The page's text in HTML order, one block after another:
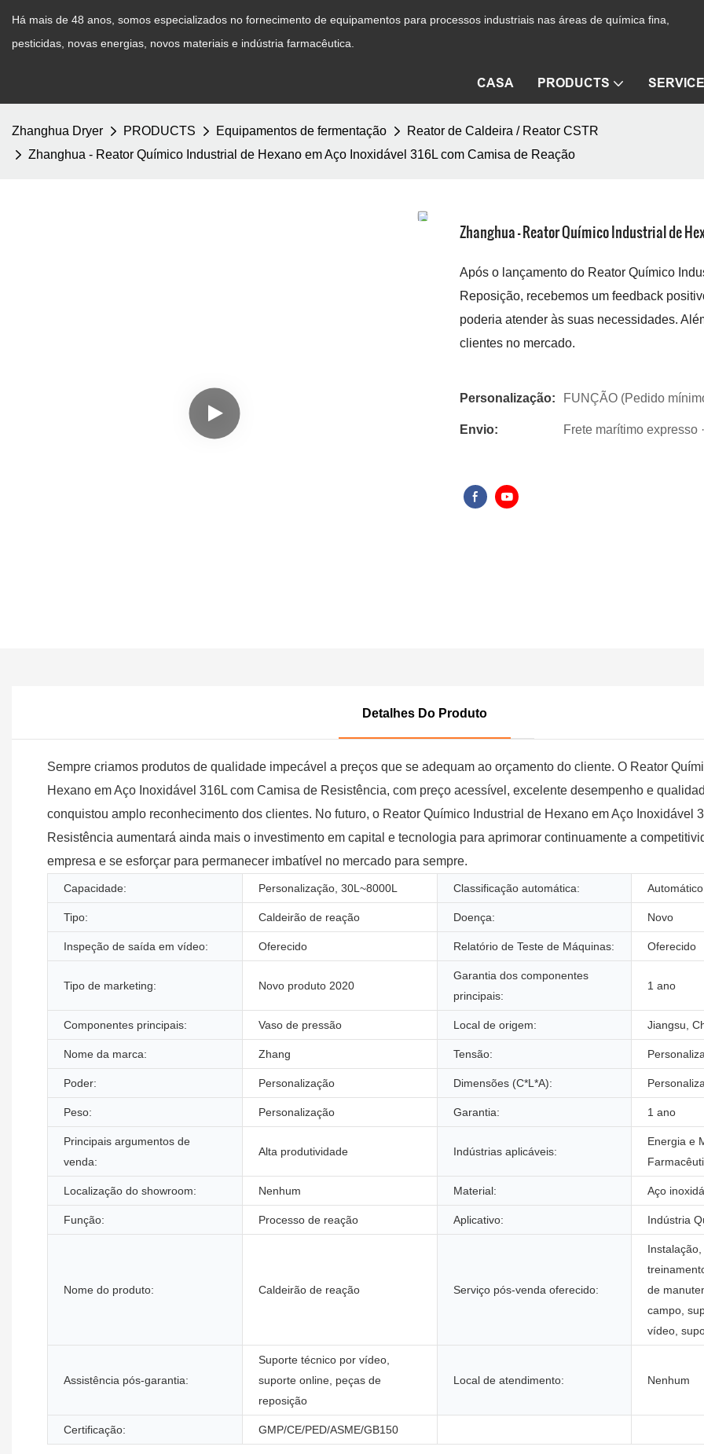
Há mais de 48 anos, somos especializados no fornecimento de equipamentos para processos industriais nas áreas de química fina,
pesticidas, novas energias, novos materiais e indústria farmacêutica.
CASA PRODUCTS SERVICE
Zhanghua Dryer PRODUCTS Equipamentos de fermentação
Reator de Caldeira / Reator CSTR
Zhanghua - Reator Químico Industrial de Hexano em Aço Inoxidável 316L com Camisa de Reação
Zhanghua - Reator Químico Industrial de
Após o lançamento do Reator Químico
Reposição, recebemos um feedback
poderia atender às suas necessidades.
clientes no mercado.
Personalização: FUNÇÃO (Pedido
Envio: Frete marítimo expresso
Detalhes Do Produto
Sempre criamos produtos de qualidade impecável a preços que se adequam ao orçamento do cliente. O Reator
Hexano em Aço Inoxidável 316L com Camisa de Resistência, com preço acessível, excelente desempenho e
conquistou amplo reconhecimento dos clientes. No futuro, o Reator Químico Industrial de Hexano em Aço Inoxidável
Resistência aumentará ainda mais o investimento em capital e tecnologia para aprimorar continuamente a
empresa e se esforçar para permanecer imbatível no mercado para sempre.
Capacidade: Personalização, 30L~8000L Classificação automática: Automático
Tipo: Caldeirão de reação Doença: Novo
Inspeção de saída em vídeo: Oferecido Relatório de Teste de Máquinas: Oferecido
Tipo de marketing: Novo produto 2020
Garantia dos componentes
principais:
1 ano
Componentes principais: Vaso de pressão Local de origem: Jiangsu,
Nome da marca: Zhang Tensão:
Poder: Personalização Dimensões (C*L*A):
Peso: Personalização Garantia: 1 ano
Principais argumentos de
venda:
Alta produtividade Indústrias aplicáveis:
Energia e
Localização do showroom: Nenhum Material: Aço
Função: Processo de reação Aplicativo: Indústria
Nome do produto: Caldeirão de reação Serviço pós-venda oferecido:
de
campo,
vídeo,
Assistência pós-garantia:
Suporte técnico por vídeo,
suporte online, peças de
reposição
Local de atendimento: Nenhum
Certificação: GMP/CE/PED/ASME/GB150